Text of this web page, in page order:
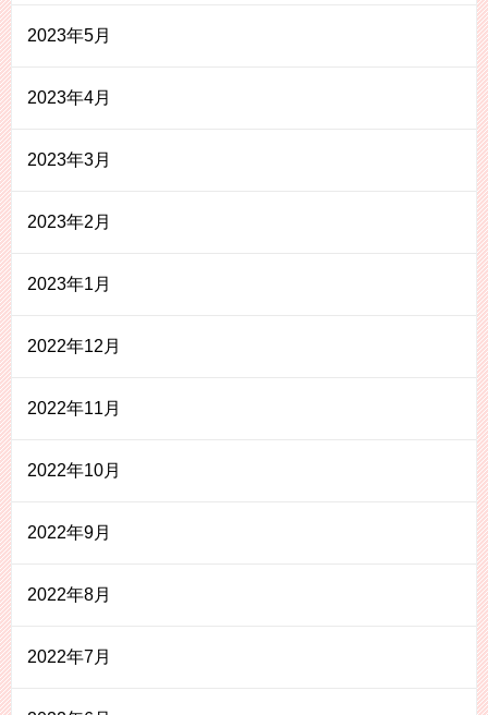
2023年5月
2023年4月
2023年3月
2023年2月
2023年1月
2022年12月
2022年11月
2022年10月
2022年9月
2022年8月
2022年7月